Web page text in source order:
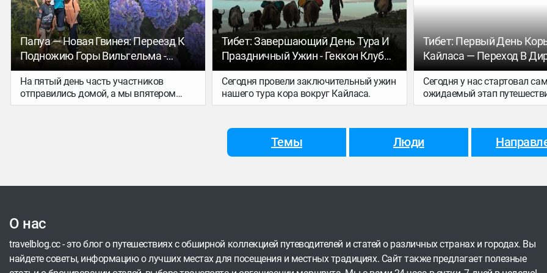
время наедине с собой.
Папуа — Новая Гвинея: Переезд К
Подножию Горы Вильгельма -
Геккон Клуб Тур
На пятый день часть участников
отправились домой, а мы впятером
продолжили наше путешествие по
Тибет: Завершающий День Тура И
Праздничный Ужин - Геккон Клуб
Тур
Сегодня провели заключительный ужин
нашего тура кора вокруг Кайласа.
Тибет: Первый День
Кайласа — Переход В
Геккон Клуб Тур
Сегодня у нас стартовал
ожидаемый этап
вокруг Кайласа. В первый
около 18 километров.
замечательная, и нам
северное лицо Кайласа во
Темы Люди
О нас
travelblog.cc - это блог о путешествиях с обширной коллекцией путеводителей и статей о различных странах и городах. Вы
найдете советы, информацию о лучших местах для посещения и местных традициях. Сайт также предлагает полезные